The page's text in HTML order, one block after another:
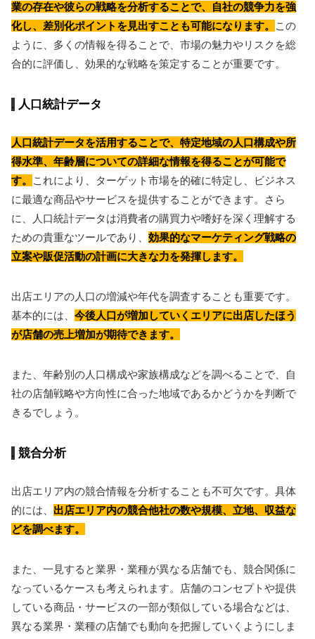
業の存在や彼らの戦略を分析することで、自社の競争力を強
化し、差別化ポイントを見出すことも可能になります。
この
ように、多くの情報を得ることで、市場の魅力やリスクを総
合的に評価し、効果的な戦略を策定することが重要です。
人口統計データ
人口統計データを活用することで、特定地域の人口構成や所
得水準、年齢層についての詳細な情報を得ることが可能で
す。
これにより、ターゲット市場を的確に特定し、ビジネス
に最適な商品やサービスを提供することができます。さら
に、人口統計データは消費者の購買力や嗜好を深く理解する
ための貴重なツールであり、 効果的なマーケティング戦略の
立案や販促活動の計画に大きな力を発揮します。
出店エリアの人口の増減や年代を調査することも重要です。
基本的には、 今後人口が増加していくエリアに出店したほう
が店舗の売上増加が期待できます。
また、年齢別の人口構成や家族構成などを調べることで、自
社の店舗戦略や方向性に合った地域であるかどうかを判断で
きるでしょう。
競合分析
出店エリア内の競合情報を分析することも不可欠です。具体
的には、 出店エリア内の競合他社の数や規模、立地、収益な
どを調べます。
また、一見すると業界・業種が異なる店舗でも、競合関係に
なっているケースも考えられます。店舗のコンセプトや提供
している商品・サービスの一部が類似している場合などは、
異なる業界・業種の店舗でも動向を把握していくようにしま